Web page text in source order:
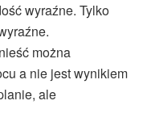
wyraźne. Tylko
można
a nie jest wynikiem
ale